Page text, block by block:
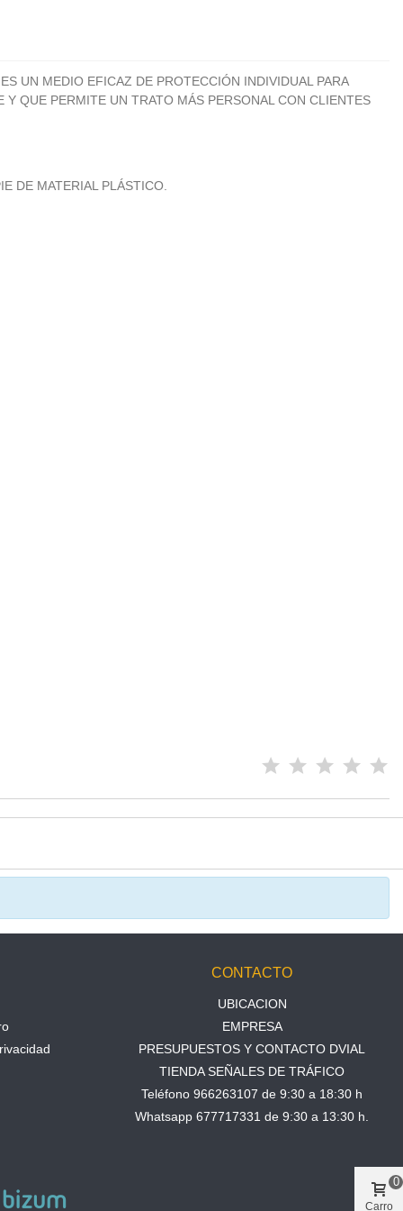
UN MEDIO EFICAZ DE PROTECCIÓN INDIVIDUAL PARA
QUE PERMITE UN TRATO MÁS PERSONAL CON CLIENTES
DE MATERIAL PLÁSTICO.
CONTACTO
UBICACION
EMPRESA
PRESUPUESTOS Y CONTACTO DVIAL
TIENDA SEÑALES DE TRÁFICO
Teléfono 966263107 de 9:30 a 18:30 h
Whatsapp 677717331 de 9:30 a 13:30 h.
Carro
0